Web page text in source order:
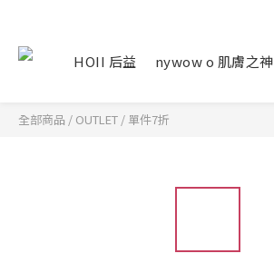
HOII 后益 nywow o 肌膚之神
全部商品 / OUTLET / 單件7折